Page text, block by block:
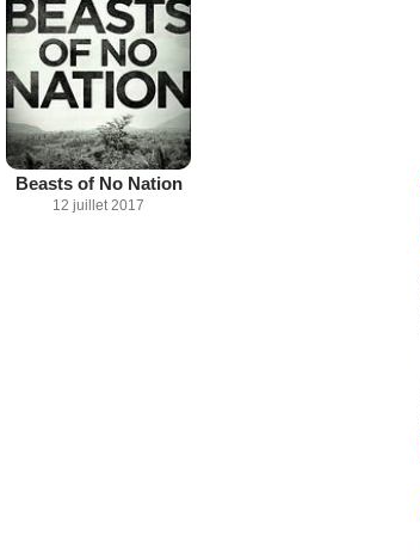
Beasts of No Nation
12 juillet 2017